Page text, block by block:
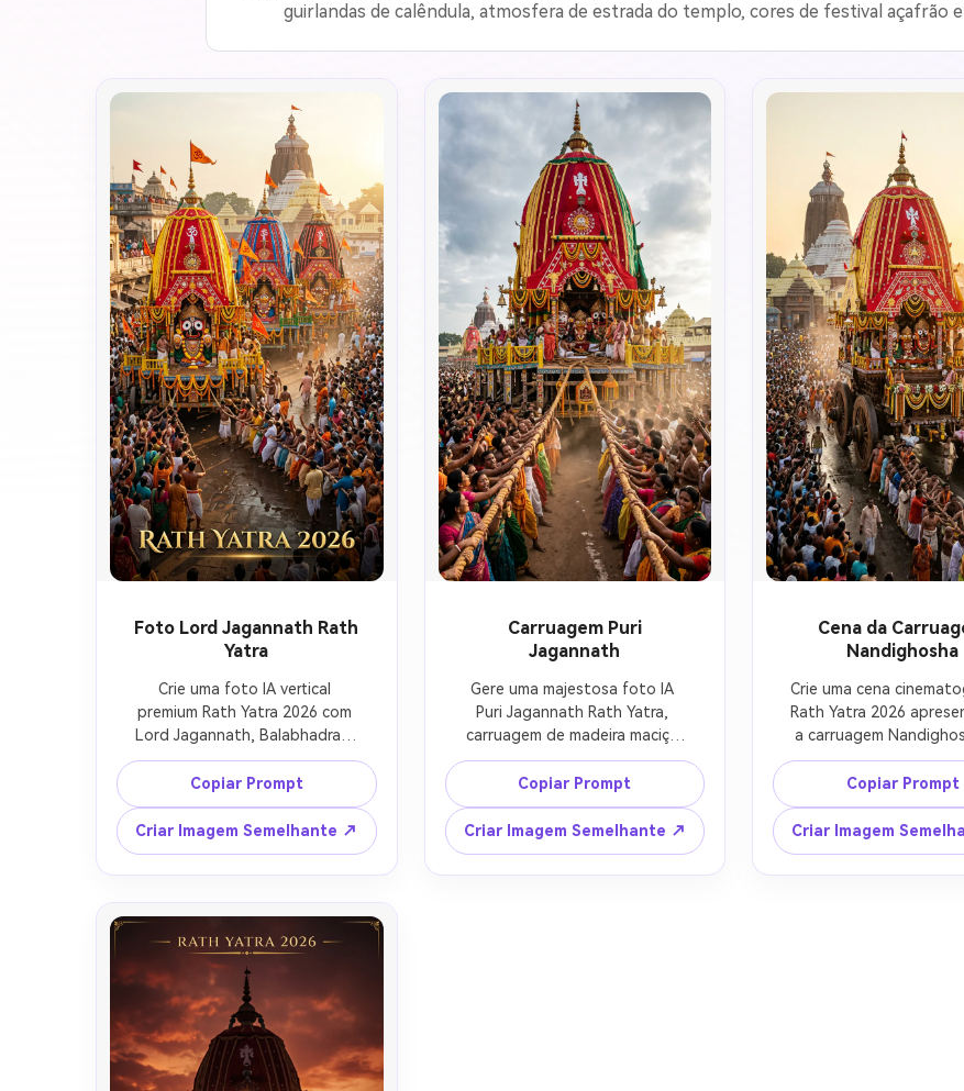
guirlandas de calêndula, atmosfera de estrada do templo, cores de festival açafrão e
Foto Lord Jagannath Rath
Yatra
Crie uma foto IA vertical
premium Rath Yatra 2026 com
Lord Jagannath, Balabhadra e
Subhadra em grandiosas
carruagens decoradas em Puri,
Odisha, flores de calêndula,
bandeiras açafrão, multidão
devocional, fundo de rua do
templo, luz solar dourada,
cinematográfico, espaço para
texto "Rath Yatra 2026".
Copiar Prompt
Criar Imagem Semelhante ↗
Carruagem Puri
Jagannath
Gere uma majestosa foto IA
Puri Jagannath Rath Yatra,
carruagem de madeira maciça
coberta com tecido vermelho,
amarelo e verde, guirlandas de
flores, sinos do templo,
devotos puxando cordas,
atmosfera do festival de
Odisha, iluminação ultra-
Copiar Prompt
Criar Imagem Semelhante ↗
Cena da
Nandighosha
Crie uma cena
Rath Yatra 2026
a carruagem
Lord Jagannath,
rodas de madeira,
ornamentado,
florais, milhares de
estrada do templo de
matinal quente,
Copiar Prompt
Criar Imagem